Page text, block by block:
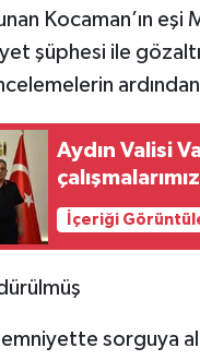
Kocaman’ın eşi
şüphesi ile
Aydın Valisi
İçeriği
emniyette sorguya